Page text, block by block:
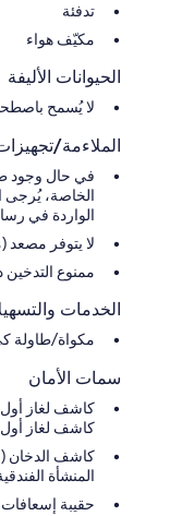
تدفئة
مكيّف هواء
الحيوانات الأليفة
لا يُسمح
الملاءمة/
في حال وجود
الخاصة، يُرجى
الواردة في
لا يتوفر
ممنوع التدخين
الخدمات
مكواة/طاولة
سمات الأمان
كاشف لغاز
كاشف لغاز أول
كاشف الدخان
المنشأة
حقيبة إسعافات